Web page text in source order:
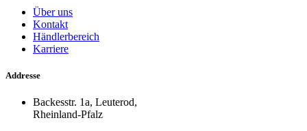
Über uns
Kontakt
Händlerbereich
Karriere
Addresse
Backesstr. 1a, Leuterod,
Rheinland-Pfalz